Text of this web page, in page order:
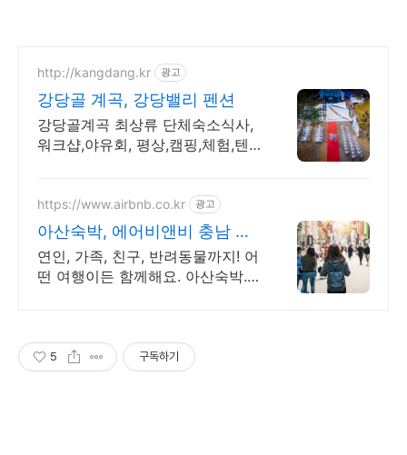
http://kangdang.kr 광고
강당골 계곡, 강당밸리 펜션
강당골계곡 최상류 단체숙소식사,
워크샵,야유회, 평상,캠핑,체험,텐
평상
https://www.airbnb.co.kr 광고
아산숙박, 에어비앤비 충남 서
해노을 숙소
연인, 가족, 친구, 반려동물까지! 어
떤 여행이든 함께해요. 아산숙박.
5 구독하기